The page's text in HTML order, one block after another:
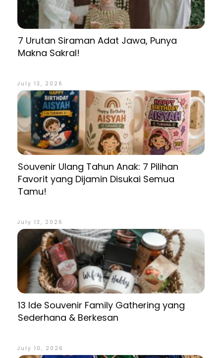
7 Urutan Siraman Adat Jawa, Punya
Makna Sakral!
July 13, 2026
Souvenir Ulang Tahun Anak: 7 Pilihan
Favorit yang Dijamin Disukai Semua
Tamu!
July 13, 2026
13 Ide Souvenir Family Gathering yang
Sederhana & Berkesan
July 10, 2026